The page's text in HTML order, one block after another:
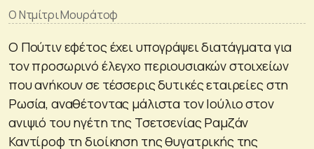
Ο Ντμίτρι Μουράτοφ
Ο Πούτιν εφέτος έχει υπογράψει διατάγματα για
τον προσωρινό έλεγχο περιουσιακών στοιχείων
που ανήκουν σε τέσσερις δυτικές εταιρείες στη
Ρωσία, αναθέτοντας μάλιστα τον Ιούλιο στον
ανιψιό του ηγέτη της Τσετσενίας Ραμζάν
Καντίροφ τη διοίκηση της θυγατρικής της